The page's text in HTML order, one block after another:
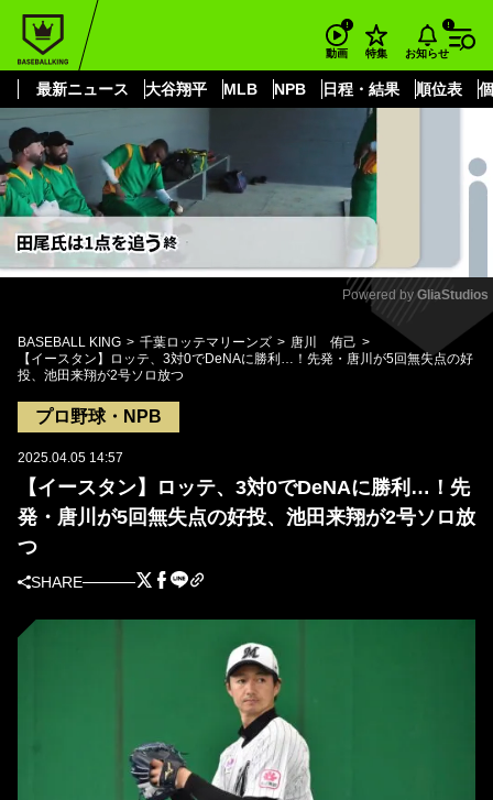
動画 特集 お知らせ
最新ニュース 大谷翔平 MLB NPB 日程・結果 順位表
もっと見る
Mute
Powered by GliaStudios
BASEBALL KING 千葉ロッテマリーンズ
唐川 侑己
【イースタン】ロッテ、3対0でDeNAに勝利…！先発・唐川が5回無失点の好
投、池田来翔が2号ソロ放つ
プロ野球・NPB
2025.04.05 14:57
【イースタン】ロッテ、3対0でDeNAに勝利…！先
発・唐川が5回無失点の好投、池田来翔が2号ソロ放
つ
SHARE